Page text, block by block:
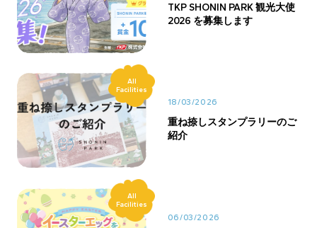
TKP SHONIN PARK 観光大使
2026 を募集します
All
Facilities
18/03/2026
重ね捺しスタンプラリーのご
紹介
All
Facilities
06/03/2026